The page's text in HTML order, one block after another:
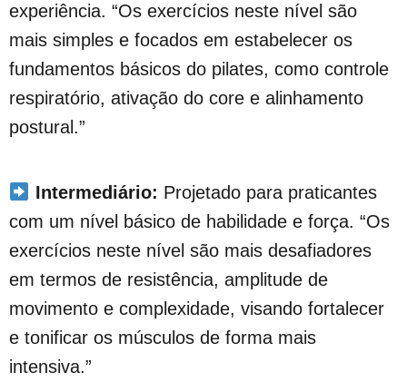
experiência. “Os exercícios neste nível são
mais simples e focados em estabelecer os
fundamentos básicos do pilates, como controle
respiratório, ativação do core e alinhamento
postural.”
Intermediário: Projetado para praticantes
com um nível básico de habilidade e força. “Os
exercícios neste nível são mais desafiadores
em termos de resistência, amplitude de
movimento e complexidade, visando fortalecer
e tonificar os músculos de forma mais
intensiva.”